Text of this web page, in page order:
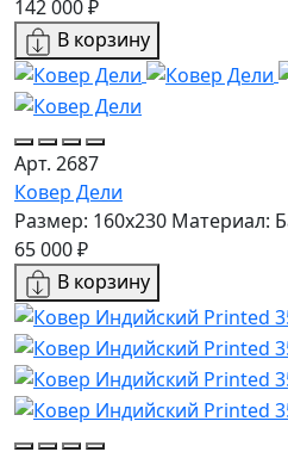
142 000 ₽
В корзину
Арт. 2687
Ковер Дели
Размер: 160х230 Материал:
65 000 ₽
В корзину